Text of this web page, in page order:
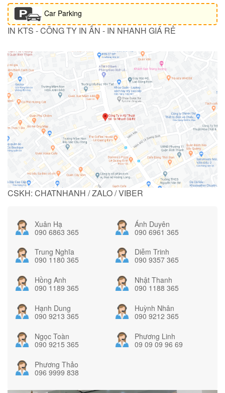
Car Parking
IN KTS - CÔNG TY IN ẤN - IN NHANH GIÁ RẺ
CSKH: CHATNHANH / ZALO / VIBER
Xuân Hạ
090 6863 365
Ánh Duyên
090 6961 365
Trung Nghĩa
090 1180 365
Diễm Trinh
090 9357 365
Hồng Anh
090 1189 365
Nhật Thanh
090 1188 365
Hạnh Dung
090 9213 365
Huỳnh Nhân
090 9212 365
Ngọc Toàn
090 9215 365
Phương Linh
09 09 09 96 69
Phương Thảo
096 9999 838